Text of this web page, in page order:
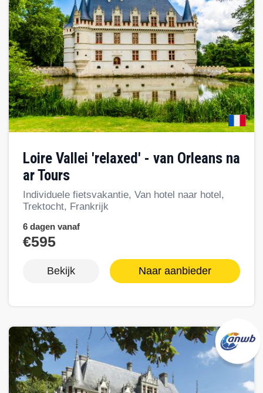
Loire Vallei 'relaxed' - van Orleans na
ar Tours
Individuele fietsvakantie, Van hotel naar hotel,
Trektocht, Frankrijk
6 dagen vanaf
€595
Bekijk Naar aanbieder